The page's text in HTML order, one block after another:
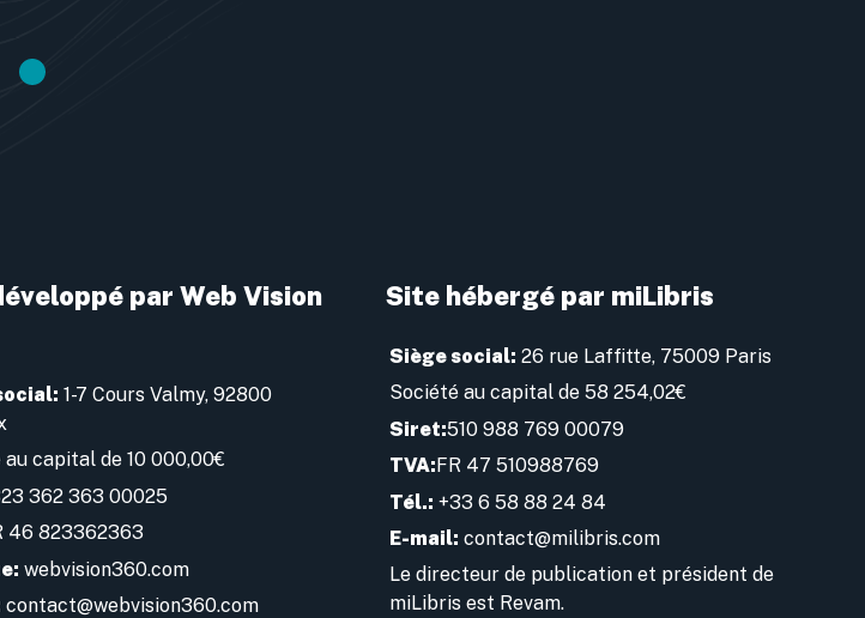
par Web Vision
1-7 Cours Valmy, 92800
capital de 10 000,00€
362 363 00025
46 823362363
webvision360.com
contact@webvision360.com
Site hébergé par miLibris
Siège social: 26 rue Laffitte, 75009 Paris
Société au capital de 58 254,02€
Siret:510 988 769 00079
TVA: FR 47 510988769
Tél.: +33 6 58 88 24 84
E-mail: contact@milibris.com
Le directeur de publication et président de
miLibris est Revam.